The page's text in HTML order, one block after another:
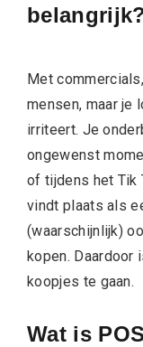
Met
mensen, maar je
irriteert. Je
ongewenst
of tijdens het Tik
vindt plaats als
(waarschijnlijk)
kopen. Daardoor
koopjes te gaan.
Wat is